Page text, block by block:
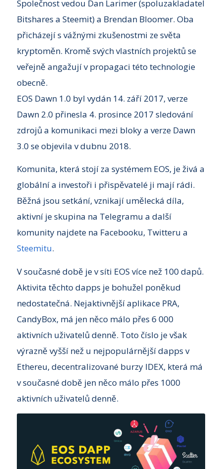
Společnost vedou Dan Larimer (spoluzakladatel
Bitshares a Steemit) a Brendan Bloomer. Oba
přicházejí s vážnými zkušenostmi ze světa
kryptoměn. Kromě svých vlastních projektů se
veřejně angažují v propagaci této technologie
obecně.
EOS Dawn 1.0 byl vydán 14. září 2017, verze
Dawn 2.0 přinesla 4. prosince 2017 sledování
zdrojů a komunikaci mezi bloky a verze Dawn
3.0 se objevila v dubnu 2018.
Komunita, která stojí za systémem EOS, je živá a
globální a investoři i přispěvatelé ji mají rádi.
Běžná jsou setkání, vznikají umělecká díla,
aktivní je skupina na Telegramu a další
komunity najdete na Facebooku, Twitteru a
Steemitu.
V současné době je v síti EOS více než 100 dapů.
Aktivita těchto dapps je bohužel poněkud
nedostatečná. Nejaktivnější aplikace PRA,
CandyBox, má jen něco málo přes 6 000
aktivních uživatelů denně. Toto číslo je však
výrazně vyšší než u nejpopulárnější dapps v
Ethereu, decentralizované burzy IDEX, která má
v současné době jen něco málo přes 1000
aktivních uživatelů denně.